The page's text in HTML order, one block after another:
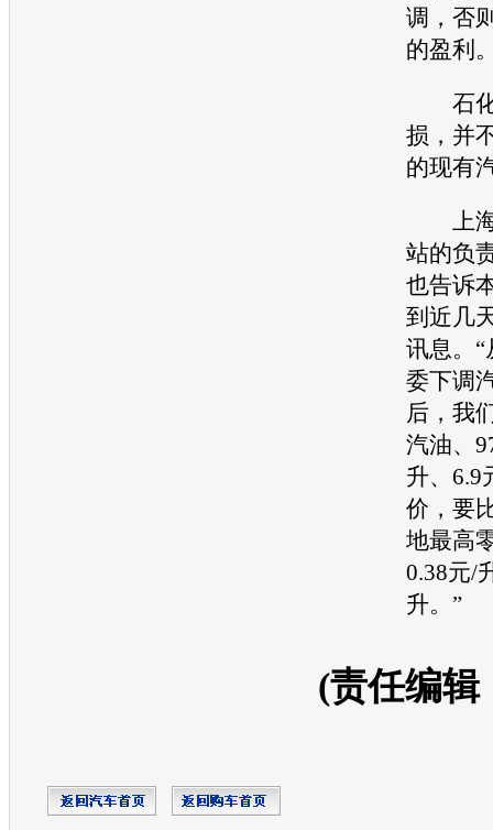
调，否
的盈利
石化
损，并
的现有
上海
站的负
也告诉
到近几
讯息。“
委下调
后，我
汽油、
升、6.9
价，要
地最高
0.38元/
升。”
(责任编辑